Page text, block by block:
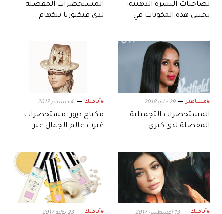
لصاحبات البشرة الدهنية:
تجنبي هذه المكونات في
المستحضرات المفضلة
لدى فيكتوريا بيكهام
#مشاهير 29 مايو 2018
المستحضرات التجميلية
المفضلة لدى كيري
#أناقتك 4 ديسمبر 2017
مكياج ديور: مستحضرات
غيرت عالم الجمال عبر
#أناقتك 13 أغسطس 2017 #أناقتك 23 يوليو 2017